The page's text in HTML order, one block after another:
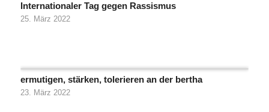
Internationaler Tag gegen Rassismus
25. März 2022
ermutigen, stärken, tolerieren an der bertha
23. März 2022